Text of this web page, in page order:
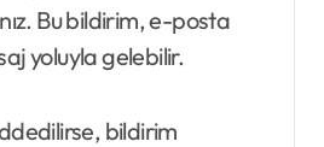
Bu bildirim, e-posta
yoluyla gelebilir.
bildirim